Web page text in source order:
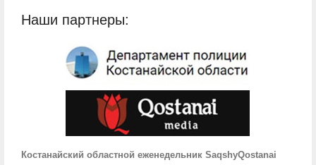
Наши партнеры:
Костанайский областной еженедельник SaqshyQostanai